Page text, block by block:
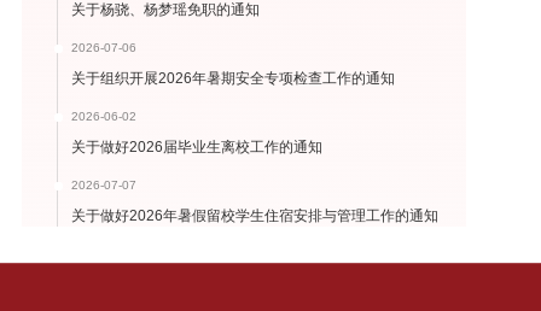
关于杨骁、杨梦瑶免职的通知
2026-07-06
关于组织开展2026年暑期安全专项检查工作的通知
2026-06-02
关于做好2026届毕业生离校工作的通知
2026-07-07
关于做好2026年暑假留校学生住宿安排与管理工作的通知